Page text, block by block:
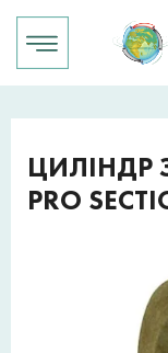
ЦИЛІНДР
PRO